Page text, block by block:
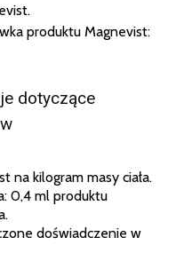
produktu Magnevist:
dotyczące
na kilogram masy ciała.
0,4 ml produktu
doświadczenie w